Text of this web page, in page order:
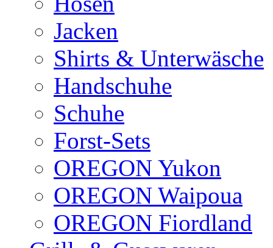
Jacken
Shirts & Unterwäsche
Handschuhe
Schuhe
Forst-Sets
OREGON Yukon
OREGON Waipoua
OREGON Fiordland